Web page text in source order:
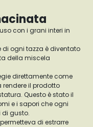
con i grani interi in
di ogni tazza è diventato
della miscela
direttamente come
il prodotto
Questo è stato il
e i sapori che ogni
di gusto.
di estrarre